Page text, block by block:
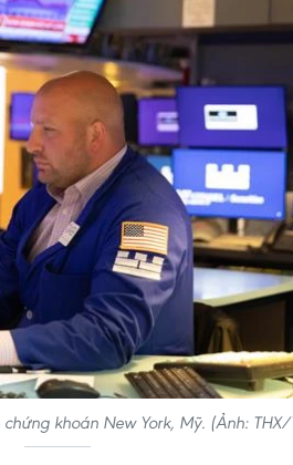
khoán New York, Mỹ. (Ảnh: THX/